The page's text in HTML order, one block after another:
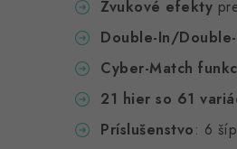
Zvukové efekty
Double-In/
Cyber-Match
21 hier so 61
Príslušenstvo: 6